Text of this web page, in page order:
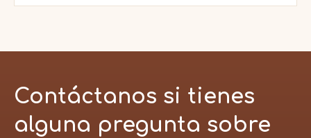
Contáctanos si tienes
alguna pregunta sobre